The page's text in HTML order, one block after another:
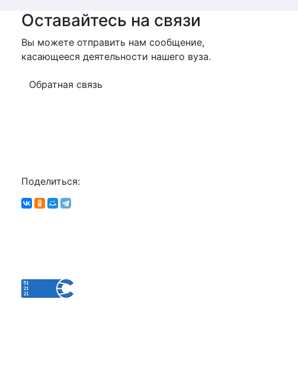
Оставайтесь на связи
Вы можете отправить нам сообщение,
касающееся деятельности нашего вуза.
Обратная связь
Поделиться: